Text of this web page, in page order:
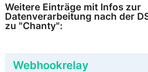
Weitere Einträge mit Infos zur
Datenverarbeitung nach der
zu "Chanty":
Webhookrelay